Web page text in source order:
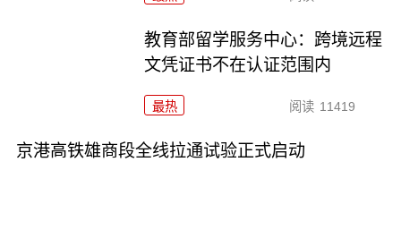
教育部留学服务中心：跨境远程
文凭证书不在认证范围内
最热 阅读 11419
京港高铁雄商段全线拉通试验正式启动